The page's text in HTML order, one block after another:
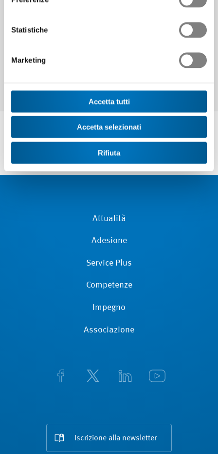
Statistiche
Marketing
Accetta tutti
Accetta selezionati
Rifiuta
Attualità
Adesione
Service Plus
Competenze
Impegno
Associazione
Iscrizione alla newsletter